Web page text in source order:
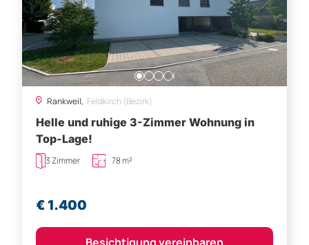
Rankweil, Feldkirch (Bezirk)
Helle und ruhige 3-Zimmer Wohnung in
Top-Lage!
3 Zimmer 78 m²
€ 1.400